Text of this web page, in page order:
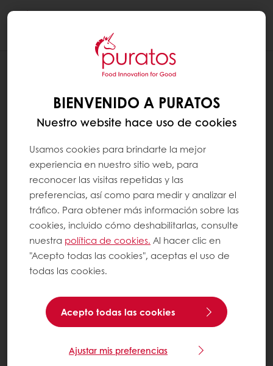
BIENVENIDO A PURATOS
Nuestro website hace uso de cookies
Usamos cookies para brindarte la mejor
experiencia en nuestro sitio web, para
reconocer las visitas repetidas y las
preferencias, así como para medir y analizar el
tráfico. Para obtener más información sobre las
cookies, incluido cómo deshabilitarlas, consulte
nuestra política de cookies. Al hacer clic en
"Acepto todas las cookies", aceptas el uso de
todas las cookies.
Acepto todas las cookies
Ajustar mis preferencias